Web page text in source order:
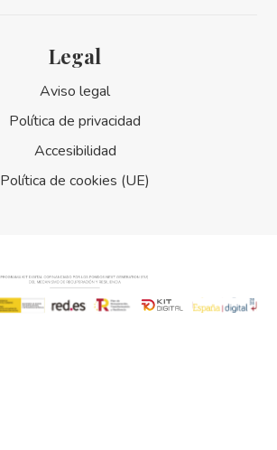
Legal
Aviso legal
Política de privacidad
Accesibilidad
Política de cookies (UE)